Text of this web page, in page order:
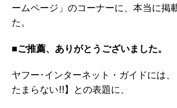
ームページ」のコーナーに、本当に掲
た。
■ご推薦、ありがとうございました。
ヤフー･インターネット・ガイドには
たまらない!!】との表題に、